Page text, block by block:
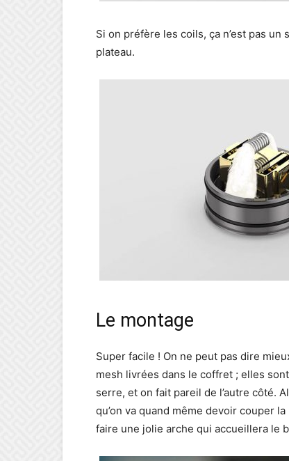
Si on préfère les coils, ça n’est pas
plateau.
Le montage
Super facile ! On ne peut pas dire
mesh livrées dans le coffret ; elles
serre, et on fait pareil de l’autre côté.
qu’on va quand même devoir couper
faire une jolie arche qui accueillera le